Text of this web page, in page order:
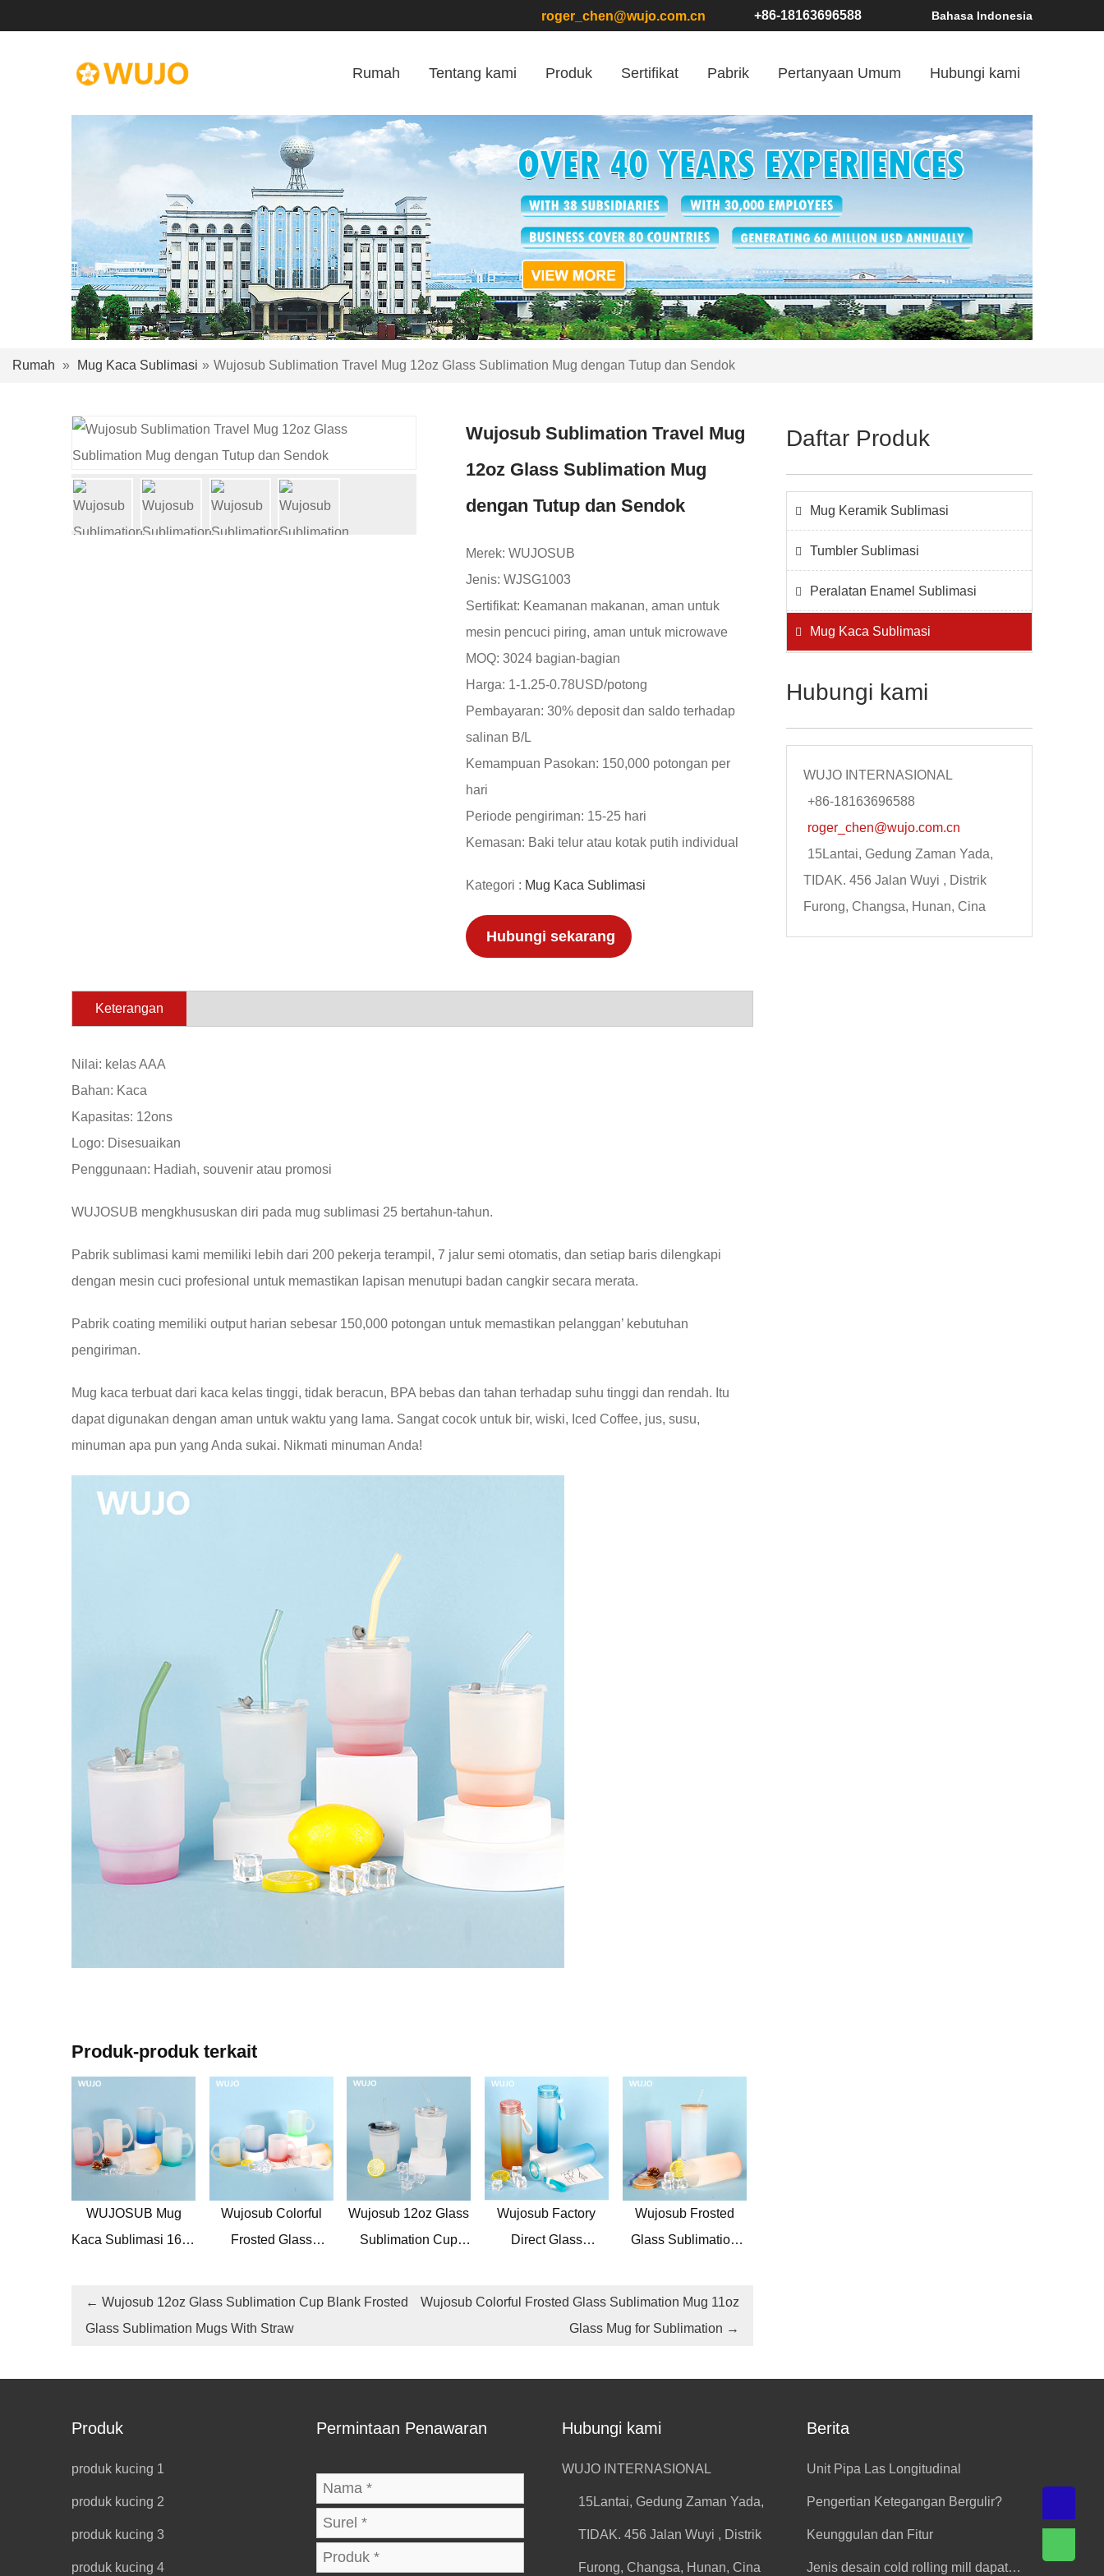
roger_chen@wujo.com.cn +86-18163696588 Bahasa Indonesia
Rumah Tentang kami Produk Sertifikat Pabrik Pertanyaan Umum Hubungi kami
Rumah » Mug Kaca Sublimasi » Wujosub Sublimation Travel Mug 12oz Glass Sublimation Mug dengan Tutup dan Sendok
Wujosub Sublimation Travel Mug
12oz Glass Sublimation Mug
dengan Tutup dan Sendok
Merek: WUJOSUB
Jenis: WJSG1003
Sertifikat: Keamanan makanan, aman untuk
mesin pencuci piring, aman untuk microwave
MOQ: 3024 bagian-bagian
Harga: 1-1.25-0.78USD/potong
Pembayaran: 30% deposit dan saldo terhadap
salinan B/L
Kemampuan Pasokan: 150,000 potongan per
hari
Periode pengiriman: 15-25 hari
Kemasan: Baki telur atau kotak putih individual
Kategori : Mug Kaca Sublimasi
Hubungi sekarang
Keterangan
Nilai: kelas AAA
Bahan: Kaca
Kapasitas: 12ons
Logo: Disesuaikan
Penggunaan: Hadiah, souvenir atau promosi
WUJOSUB mengkhususkan diri pada mug sublimasi 25 bertahun-tahun.
Pabrik sublimasi kami memiliki lebih dari 200 pekerja terampil, 7 jalur semi otomatis, dan setiap baris dilengkapi
dengan mesin cuci profesional untuk memastikan lapisan menutupi badan cangkir secara merata.
Pabrik coating memiliki output harian sebesar 150,000 potongan untuk memastikan pelanggan’ kebutuhan
pengiriman.
Mug kaca terbuat dari kaca kelas tinggi, tidak beracun, BPA bebas dan tahan terhadap suhu tinggi dan rendah. Itu
dapat digunakan dengan aman untuk waktu yang lama. Sangat cocok untuk bir, wiski, Iced Coffee, jus, susu,
minuman apa pun yang Anda sukai. Nikmati minuman Anda!
Produk-produk terkait
WUJOSUB Mug
Kaca Sublimasi 16oz
Wujosub Colorful
Frosted Glass
Wujosub 12oz Glass
Sublimation Cup
Wujosub Factory
Direct Glass
Wujosub Frosted
Glass Sublimation
← Wujosub 12oz Glass Sublimation Cup Blank Frosted
Glass Sublimation Mugs With Straw
Wujosub Colorful Frosted Glass Sublimation Mug 11oz
Glass Mug for Sublimation →
Daftar Produk
Mug Keramik Sublimasi
Tumbler Sublimasi
Peralatan Enamel Sublimasi
Mug Kaca Sublimasi
Hubungi kami
WUJO INTERNASIONAL
+86-18163696588
roger_chen@wujo.com.cn
15Lantai, Gedung Zaman Yada,
TIDAK. 456 Jalan Wuyi , Distrik
Furong, Changsa, Hunan, Cina
Produk
produk kucing 1
produk kucing 2
produk kucing 3
produk kucing 4
Permintaan Penawaran Hubungi kami
WUJO INTERNASIONAL
15Lantai, Gedung Zaman Yada,
TIDAK. 456 Jalan Wuyi , Distrik
Furong, Changsa, Hunan, Cina
Berita
Unit Pipa Las Longitudinal
Pengertian Ketegangan Bergulir?
Keunggulan dan Fitur
Jenis desain cold rolling mill dapat